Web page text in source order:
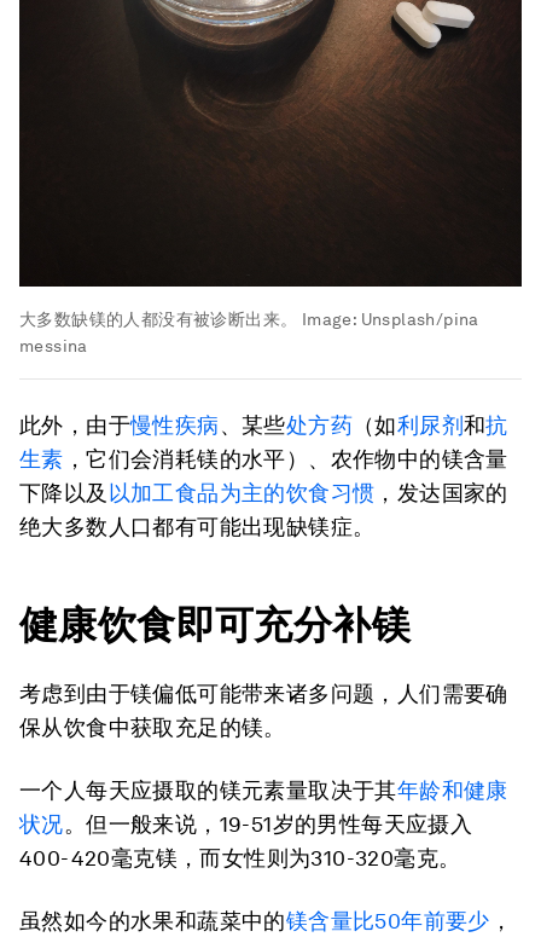
大多数缺镁的人都没有被诊断出来。 Image: Unsplash/pina
messina
此外，由于慢性疾病、某些处方药 （如利尿剂和抗
生素 ，它们会消耗镁的水平）、农作物中的镁含量
下降以及 以加工食品为主的饮食习惯 ，发达国家的
绝大多数人口都有可能出现缺镁症。
健康饮食即可充分补镁
考虑到由于镁偏低可能带来诸多问题，人们需要确
保从饮食中获取充足的镁。
一个人每天应摄取的镁元素量取决于其年龄和健康
状况。但一般来说，19-51岁的男性每天应摄入
400-420毫克镁，而女性则为310-320毫克。
虽然如今的水果和蔬菜中的镁含量比50年前要少 ，